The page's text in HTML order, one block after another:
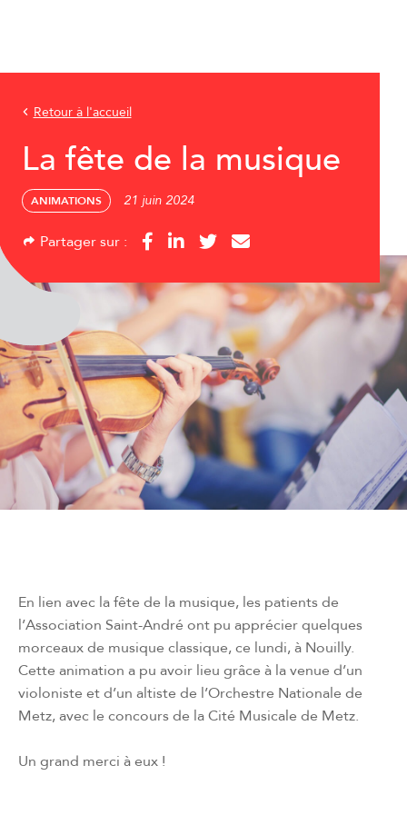
Retour à l'accueil
La fête de la musique
ANIMATIONS 21 juin 2024
Partager sur :
En lien avec la fête de la musique, les patients de
l’Association Saint-André ont pu apprécier quelques
morceaux de musique classique, ce lundi, à Nouilly.
Cette animation a pu avoir lieu grâce à la venue d’un
violoniste et d’un altiste de l’Orchestre Nationale de
Metz, avec le concours de la Cité Musicale de Metz.
Un grand merci à eux !